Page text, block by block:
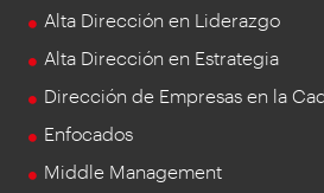
Alta Dirección en Liderazgo
Alta Dirección en Estrategia
Dirección de Empresas en la
Enfocados
Middle Management